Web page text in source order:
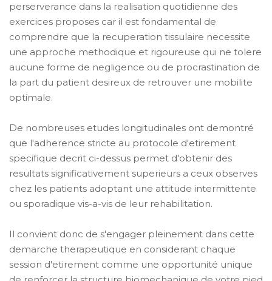
perserverance dans la realisation quotidienne des
exercices proposes car il est fondamental de
comprendre que la recuperation tissulaire necessite
une approche methodique et rigoureuse qui ne tolere
aucune forme de negligence ou de procrastination de
la part du patient desireux de retrouver une mobilite
optimale.
De nombreuses etudes longitudinales ont demontré
que l'adherence stricte au protocole d'etirement
specifique decrit ci-dessus permet d'obtenir des
resultats significativement superieurs a ceux observes
chez les patients adoptant une attitude intermittente
ou sporadique vis-a-vis de leur rehabilitation.
Il convient donc de s'engager pleinement dans cette
demarche therapeutique en considerant chaque
session d'etirement comme une opportunité unique